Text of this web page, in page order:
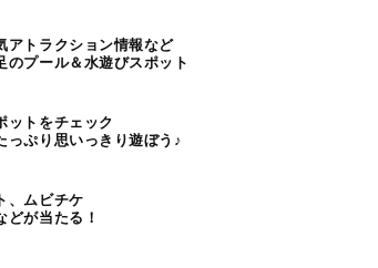
アトラクション情報など
のプール＆水遊びスポット
ットをチェック
っぷり思いっきり遊ぼう♪
、ムビチケ
どが当たる！